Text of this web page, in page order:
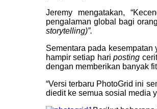
Jeremy mengatakan,
pengalaman global bagi
storytelling)”.
Sementara pada kesempatan
hampir setiap hariposting
dengan memberikan banyak
“Versi terbaru PhotoGrid ini
diedit ke semua sosial media